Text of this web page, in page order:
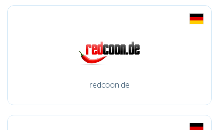
redcoon.de